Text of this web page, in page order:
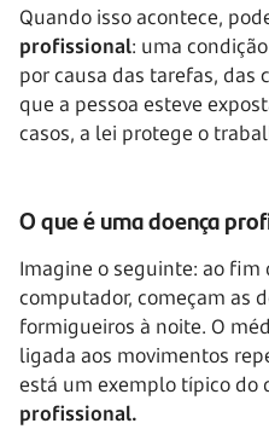
Quando isso acontece,
profissional: uma
por causa das tarefas, das
que a pessoa esteve
casos, a lei protege o
O que é uma doença
Imagine o seguinte: ao fim
computador, começam as
formigueiros à noite. O
ligada aos movimentos
está um exemplo típico do
profissional.